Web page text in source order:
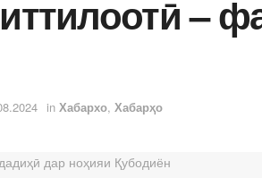
–
in Хабархо, Хабарҳо